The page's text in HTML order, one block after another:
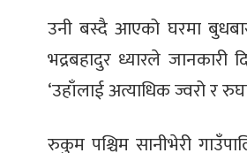
उनी बस्दै आएको घरमा
भद्रबहादुर ध्यारले
‘उहाँलाई अत्याधिक ज्वरो र
रुकुम पश्चिम सानीभेरी